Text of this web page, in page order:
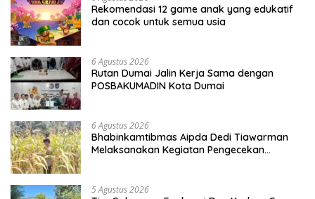
Rekomendasi 12 game anak yang edukatif
dan cocok untuk semua usia
6 Agustus 2026
Rutan Dumai Jalin Kerja Sama dengan
POSBAKUMADIN Kota Dumai
6 Agustus 2026
Bhabinkamtibmas Aipda Dedi Tiawarman
Melaksanakan Kegiatan Pengecekan
5 Agustus 2026